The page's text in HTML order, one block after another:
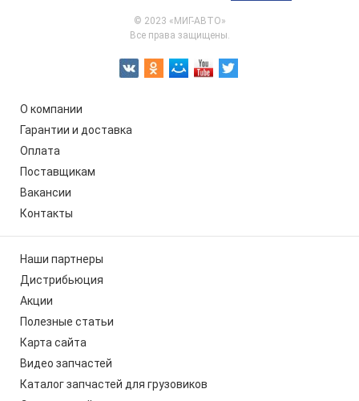
© 2023 «МИГ-АВТО»
Все права защищены.
О компании
Гарантии и доставка
Оплата
Поставщикам
Вакансии
Контакты
Наши партнеры
Дистрибьюция
Акции
Полезные статьи
Карта сайта
Видео запчастей
Каталог запчастей для грузовиков